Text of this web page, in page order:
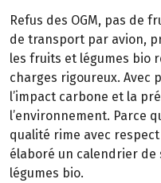
Refus des OGM, pas de
de transport par avion,
les fruits et légumes bio
charges rigoureux. Avec
l’impact carbone et la
l’environnement. Parce
qualité rime avec
élaboré un calendrier
légumes bio.